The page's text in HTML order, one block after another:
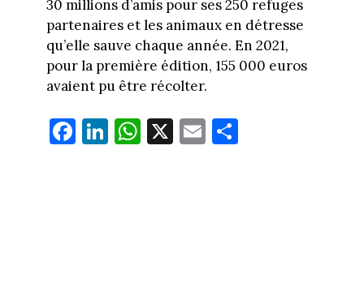
30 millions d’amis pour ses 250 refuges
partenaires et les animaux en détresse
qu’elle sauve chaque année. En 2021,
pour la première édition, 155 000 euros
avaient pu être récolter.
Fa
ce
Li
nk
W
ha
X E
m
Pa
rt